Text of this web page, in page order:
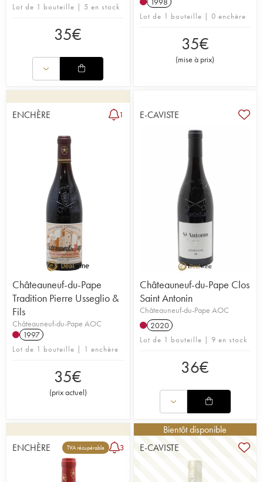
Lot de 1 bouteille | 5 en stock
35€
Lot de 1 bouteille | 0 enchère
35€
(mise à prix)
ENCHÈRE 1
Châteauneuf-du-Pape
Tradition Pierre Usseglio &
Fils
Châteauneuf-du-Pape AOC
1997
Lot de 1 bouteille | 1 enchère
35€
(prix actuel)
E-CAVISTE
Châteauneuf-du-Pape Clos
Saint Antonin
Châteauneuf-du-Pape AOC
2020
Lot de 1 bouteille | 9 en stock
36€
ENCHÈRE TVA récupérable 3
Bientôt disponible
E-CAVISTE